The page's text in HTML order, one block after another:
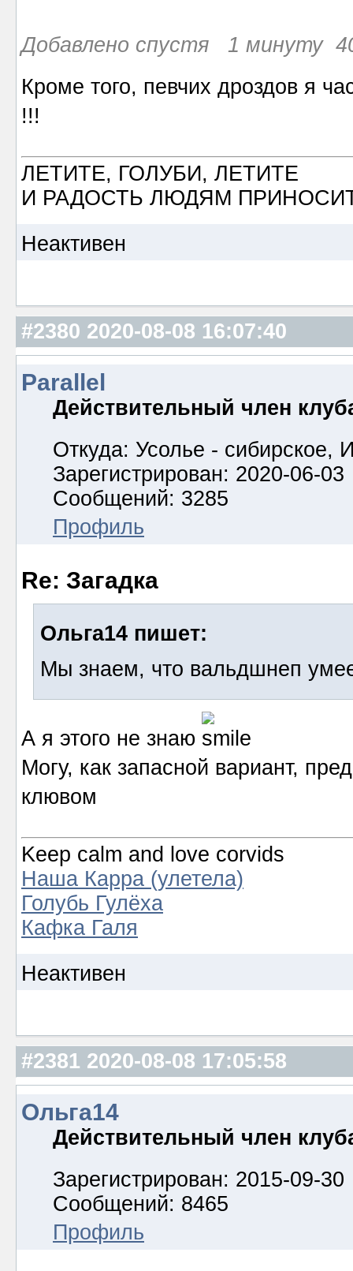
Добавлено спустя 1 минуту
Кроме того, певчих дроздов я
!!!
ЛЕТИТЕ, ГОЛУБИ, ЛЕТИТЕ
И РАДОСТЬ ЛЮДЯМ
Неактивен
#2380 2020-08-08 16:07:40
Parallel
Действительный член
Откуда: Усолье - сибирское,
Зарегистрирован: 2020-06-03
Сообщений: 3285
Профиль
Re: Загадка
Ольга14 пишет:
Мы знаем, что вальдшнеп
А я этого не знаю
Могу, как запасной вариант,
клювом
Keep calm and love corvids
Наша Карра (улетела)
Голубь Гулёха
Кафка Галя
Неактивен
#2381 2020-08-08 17:05:58
Ольга14
Действительный член
Зарегистрирован: 2015-09-30
Сообщений: 8465
Профиль